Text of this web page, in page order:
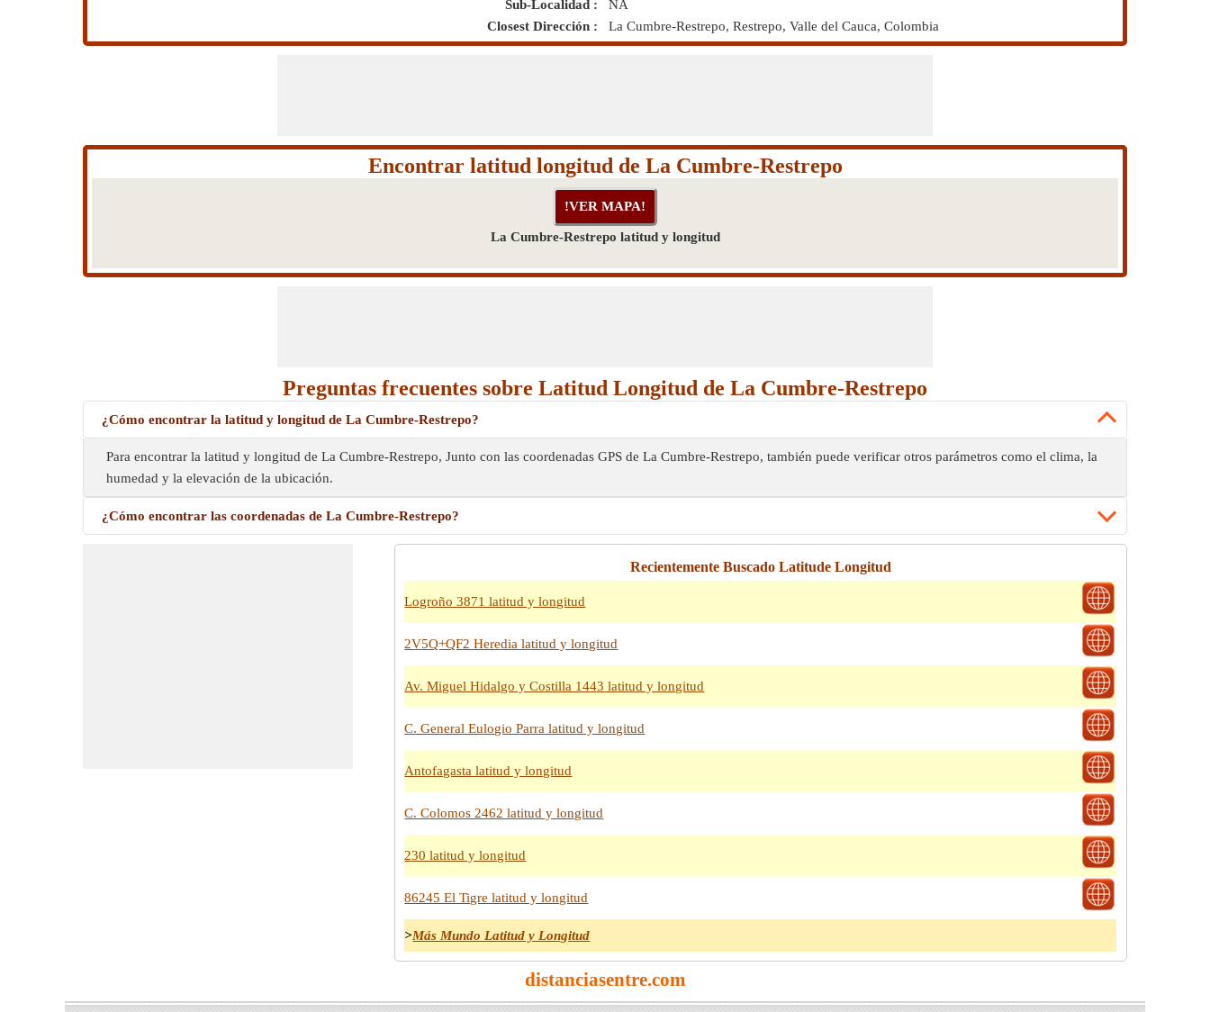
Sub-Localidad :
NA
Closest Dirección :
La Cumbre-Restrepo, Restrepo, Valle del Cauca, Colombia
Encontrar latitud longitud de La Cumbre-Restrepo
La Cumbre-Restrepo latitud y longitud
Preguntas frecuentes sobre Latitud Longitud de La Cumbre-Restrepo
¿Cómo encontrar la latitud y longitud de La Cumbre-Restrepo?
Para encontrar la latitud y longitud de La Cumbre-Restrepo, Junto con las coordenadas GPS de La Cumbre-Restrepo, también puede verificar otros parámetros como el clima, la
humedad y la elevación de la ubicación.
¿Cómo encontrar las coordenadas de La Cumbre-Restrepo?
Recientemente Buscado Latitude Longitud
Logroño 3871 latitud y longitud
2V5Q+QF2 Heredia latitud y longitud
Av. Miguel Hidalgo y Costilla 1443 latitud y longitud
C. General Eulogio Parra latitud y longitud
Antofagasta latitud y longitud
C. Colomos 2462 latitud y longitud
230 latitud y longitud
86245 El Tigre latitud y longitud
>Más Mundo Latitud y Longitud
distanciasentre.com